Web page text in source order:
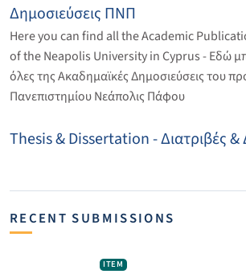
Δημοσιεύσεις ΠΝΠ
Here you can find all the Academic
of the Neapolis University in Cyprus - Εδώ
όλες της Ακαδημαϊκές Δημοσιεύσεις του
Πανεπιστημίου Νεάπολις Πάφου
Thesis & Dissertation - Διατριβές &
RECENT SUBMISSIONS
Item type:
ITEM ,